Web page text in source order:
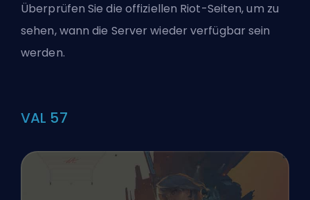
Überprüfen Sie die offiziellen Riot-Seiten, um zu
sehen, wann die Server wieder verfügbar sein
werden.
VAL 57